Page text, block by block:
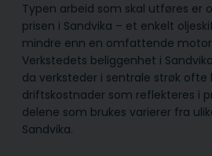
Typen arbeid som skal utføres er
prisen i Sandvika – et enkelt
mindre enn en omfattende
Verkstedets beliggenhet i
da verksteder i sentrale strøk ofte
driftskostnader som reflekteres i
delene som brukes varierer fra
Sandvika.